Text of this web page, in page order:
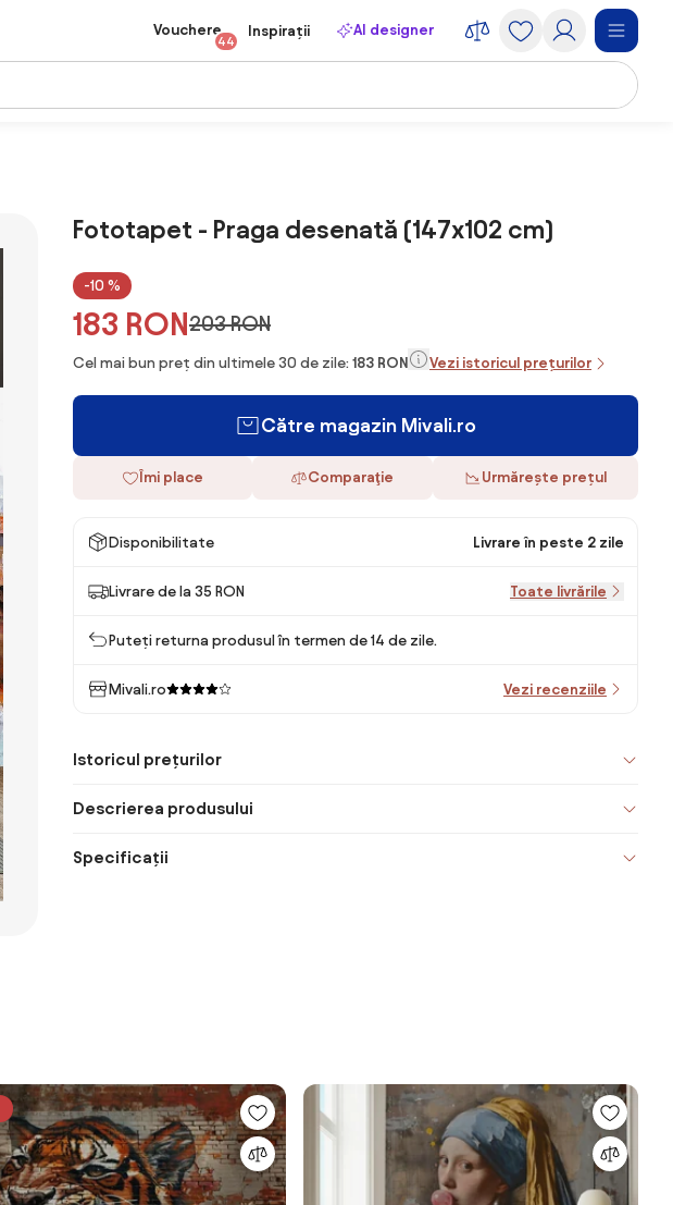
Vouchere
44
Inspirații AI designer
Fototapet - Praga desenată (147x102 cm)
-10 %
183 RON203 RON
Cel mai bun preț din ultimele 30 de zile: 183 RON Vezi istoricul prețurilor
Către magazin Mivali.ro
Îmi place Comparaţie Urmărește prețul
Disponibilitate Livrare în peste 2 zile
Livrare de la 35 RON Toate livrările
Puteți returna produsul în termen de 14 de zile.
Mivali.ro Vezi recenziile
Istoricul prețurilor
Descrierea produsului
Specificații